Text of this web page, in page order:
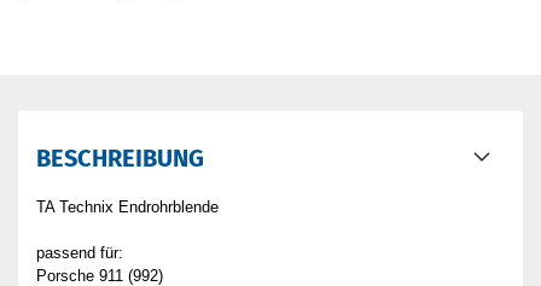
BESCHREIBUNG
TA Technix Endrohrblende
passend für:
Porsche 911 (992)